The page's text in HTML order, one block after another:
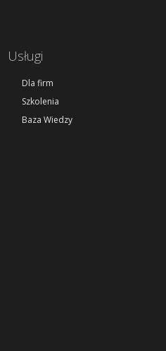
Usługi
Dla firm
Szkolenia
Baza Wiedzy